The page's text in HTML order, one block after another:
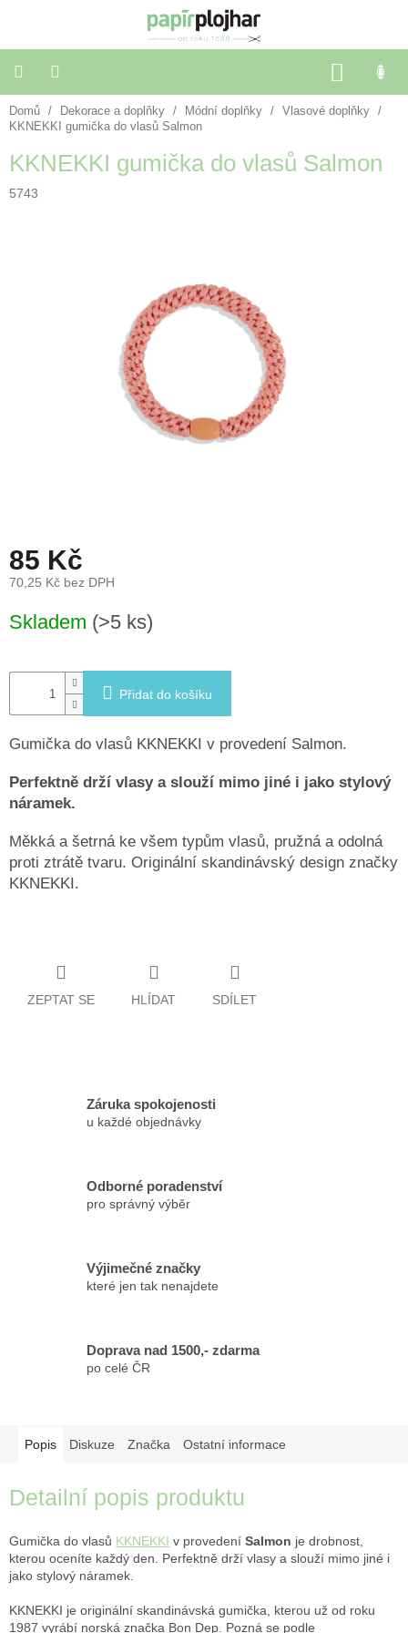
KOŠÍK
Balení
dárků
Dekorace
a
doplňky
dárky
Domů / Dekorace a doplňky / Módní doplňky / Vlasové doplňky
/
KKNEKKI gumička do vlasů Salmon
KKNEKKI gumička do vlasů Salmon
5743
85 Kč
70,25 Kč bez DPH
cena:
Skladem (>5 ks)
Přidat do košíku
Gumička do vlasů KKNEKKI v provedení Salmon.
Perfektně drží vlasy a slouží mimo jiné i jako stylový
náramek.
Měkká a šetrná ke všem typům vlasů, pružná a odolná
proti ztrátě tvaru. Originální skandinávský design značky
KKNEKKI.
ZEPTAT SE HLÍDAT SDÍLET
Záruka spokojenosti
u každé objednávky
Odborné poradenství
pro správný výběr
Výjimečné značky
které jen tak nenajdete
Doprava nad 1500,- zdarma
po celé ČR
Popis Diskuze Značka Ostatní informace
Detailní popis produktu
Gumička do vlasů KKNEKKI v provedení Salmon je drobnost,
kterou oceníte každý den. Perfektně drží vlasy a slouží mimo jiné i
jako stylový náramek.
KKNEKKI je originální skandinávská gumička, kterou už od roku
1987 vyrábí norská značka Bon Dep. Pozná se podle